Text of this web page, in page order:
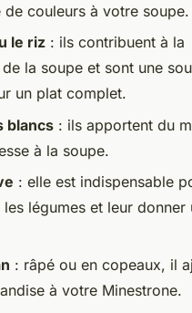
de couleurs à votre soupe.
le riz : ils contribuent à la
la soupe et sont une
un plat complet.
blancs : ils apportent du
à la soupe.
: elle est indispensable
légumes et leur donner
: râpé ou en copeaux, il
à votre Minestrone.